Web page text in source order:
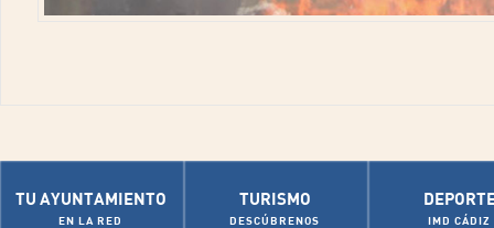
TU AYUNTAMIENTO
EN LA RED
TURISMO
DESCÚBRENOS IMD CÁDIZ